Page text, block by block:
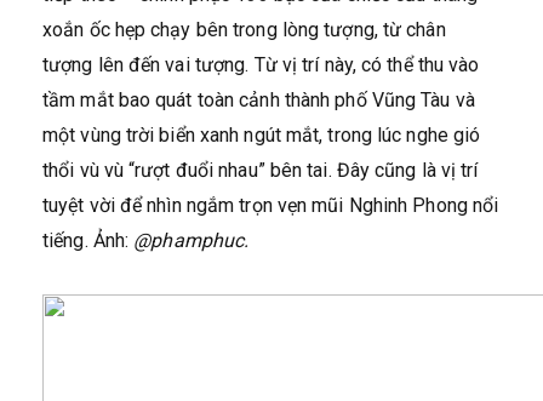
xoắn ốc hẹp chạy bên trong lòng tượng, từ chân
tượng lên đến vai tượng. Từ vị trí này, có thể thu vào
tầm mắt bao quát toàn cảnh thành phố Vũng Tàu và
một vùng trời biển xanh ngút mắt, trong lúc nghe gió
thổi vù vù “rượt đuổi nhau” bên tai. Đây cũng là vị trí
tuyệt vời để nhìn ngắm trọn vẹn mũi Nghinh Phong nổi
tiếng. Ảnh: @phamphuc.